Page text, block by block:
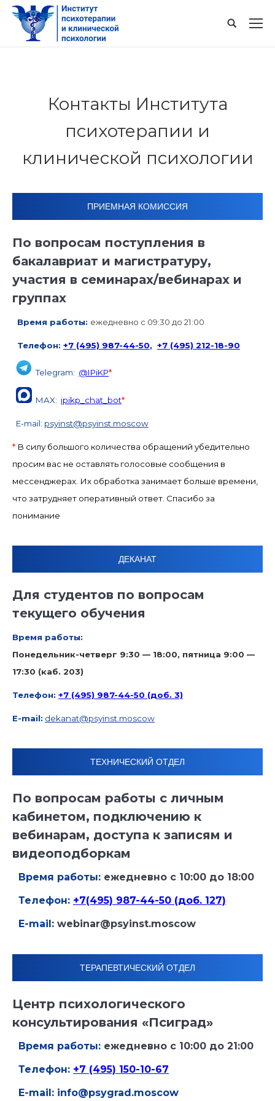
Контакты Института
психотерапии и
клинической психологии
ПРИЕМНАЯ КОМИССИЯ
По вопросам поступления в
бакалавриат и магистратуру,
участия в семинарах/вебинарах и
группах
Время работы: ежедневно с 09:30 до 21:00
Телефон: +7 (495) 987-44-50, +7 (495) 212-18-90
Telegram: @IPiKP*
MAX: ipikp_chat_bot*
E-mail: psyinst@psyinst.moscow
* В силу большого количества обращений убедительно
просим вас не оставлять голосовые сообщения в
мессенджерах. Их обработка занимает больше времени,
что затрудняет оперативный ответ. Спасибо за
понимание
ДЕКАНАТ
Для студентов по вопросам
текущего обучения
Время работы:
Понедельник-четверг 9:30 — 18:00, пятница 9:00 —
17:30 (каб. 203)
Телефон: +7 (495) 987-44-50 (доб. 3)
E-mail: dekanat@psyinst.moscow
ТЕХНИЧЕСКИЙ ОТДЕЛ
По вопросам работы с личным
кабинетом, подключению к
вебинарам, доступа к записям и
видеоподборкам
Время работы: ежедневно с 10:00 до 18:00
Телефон: +7(495) 987-44-50 (доб. 127)
E-mail: webinar@psyinst.moscow
ТЕРАПЕВТИЧЕСКИЙ ОТДЕЛ
Центр психологического
консультирования «Псиград»
Время работы: ежедневно с 10:00 до 21:00
Телефон: +7 (495) 150-10-67
E-mail: info@psygrad.moscow